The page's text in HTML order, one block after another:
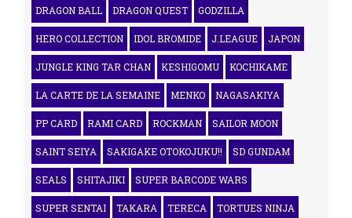
DRAGON BALL DRAGON QUEST GODZILLA
HERO COLLECTION IDOL BROMIDE J.LEAGUE JAPON
JUNGLE KING TAR CHAN KESHIGOMU KOCHIKAME
LA CARTE DE LA SEMAINE MENKO NAGASAKIYA
PP CARD RAMI CARD ROCKMAN SAILOR MOON
SAINT SEIYA SAKIGAKE OTOKOJUKU!! SD GUNDAM
SEALS SHITAJIKI SUPER BARCODE WARS
SUPER SENTAI TAKARA TERECA TORTUES NINJA